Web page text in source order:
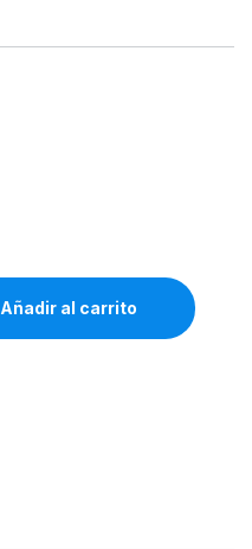
Añadir al carrito